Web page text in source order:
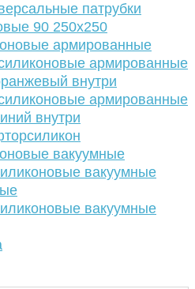
патрубки
90 250х250
армированные
армированные
внутри
армированные
внутри
вакуумные
вакуумные
вакуумные